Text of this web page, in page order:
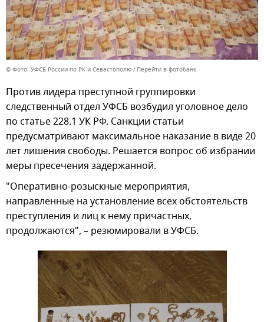
© Фото: УФСБ России по РК и Севастополю Перейти в фотобанк
Против лидера преступной группировки
следственный отдел УФСБ возбудил уголовное дело
по статье 228.1 УК РФ. Санкции статьи
предусматривают максимальное наказание в виде 20
лет лишения свободы. Решается вопрос об избрании
меры пресечения задержанной.
"Оперативно-розыскные мероприятия,
направленные на установление всех обстоятельств
преступления и лиц к нему причастных,
продолжаются", – резюмировали в УФСБ.